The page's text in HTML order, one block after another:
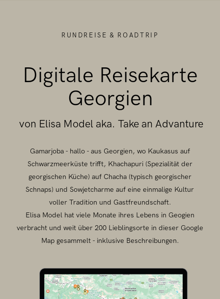
RUNDREISE & ROADTRIP
Digitale Reisekarte
Georgien
von Elisa Model aka. Take an Advanture
Gamarjoba - hallo - aus Georgien, wo Kaukasus auf
Schwarzmeerküste trifft, Khachapuri (Spezialität der
georgischen Küche) auf Chacha (typisch georgischer
Schnaps) und Sowjetcharme auf eine einmalige Kultur
voller Tradition und Gastfreundschaft.
Elisa Model hat viele Monate ihres Lebens in Geogien
verbracht und weit über 200 Lieblingsorte in dieser Google
Map gesammelt - inklusive Beschreibungen.